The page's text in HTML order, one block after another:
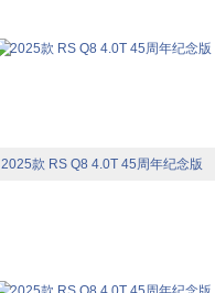
2025款 RS Q8 4.0T 45周年纪念版